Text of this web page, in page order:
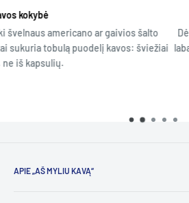
šalto
šviežiai
Dėl išmanios elektronikos
labai paprasta naudoti.
paspaudimu
APIE „AŠ MYLIU KAVĄ“